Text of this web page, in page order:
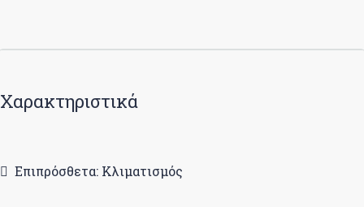
Χαρακτηριστικά
Επιπρόσθετα: Κλιματισμός